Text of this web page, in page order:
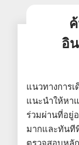
อิ
แนวทางการ
แนะนำให้หา
ร่วมผ่านที่อยู่
มากและทัน